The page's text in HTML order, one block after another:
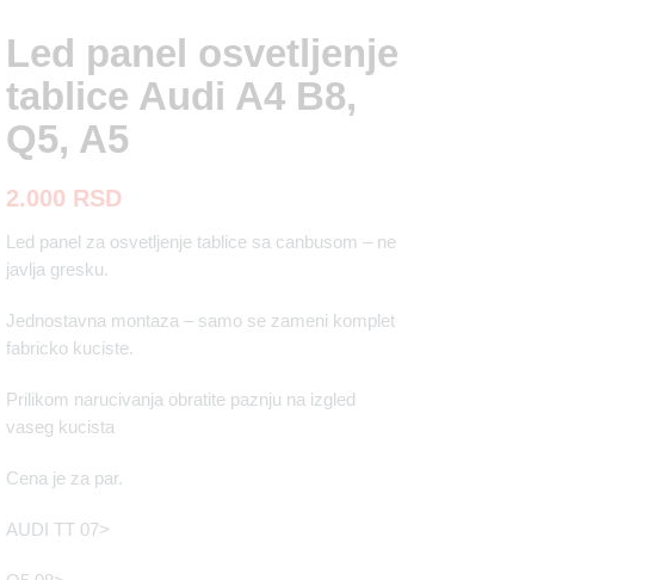
Led panel osvetljenje
tablice Audi A4 B8,
Q5, A5
2.000 RSD
Led panel za osvetljenje tablice sa canbusom – ne
javlja gresku.
Jednostavna montaza – samo se zameni komplet
fabricko kuciste.
Prilikom narucivanja obratite paznju na izgled
vaseg kucista
Cena je za par.
AUDI TT 07>